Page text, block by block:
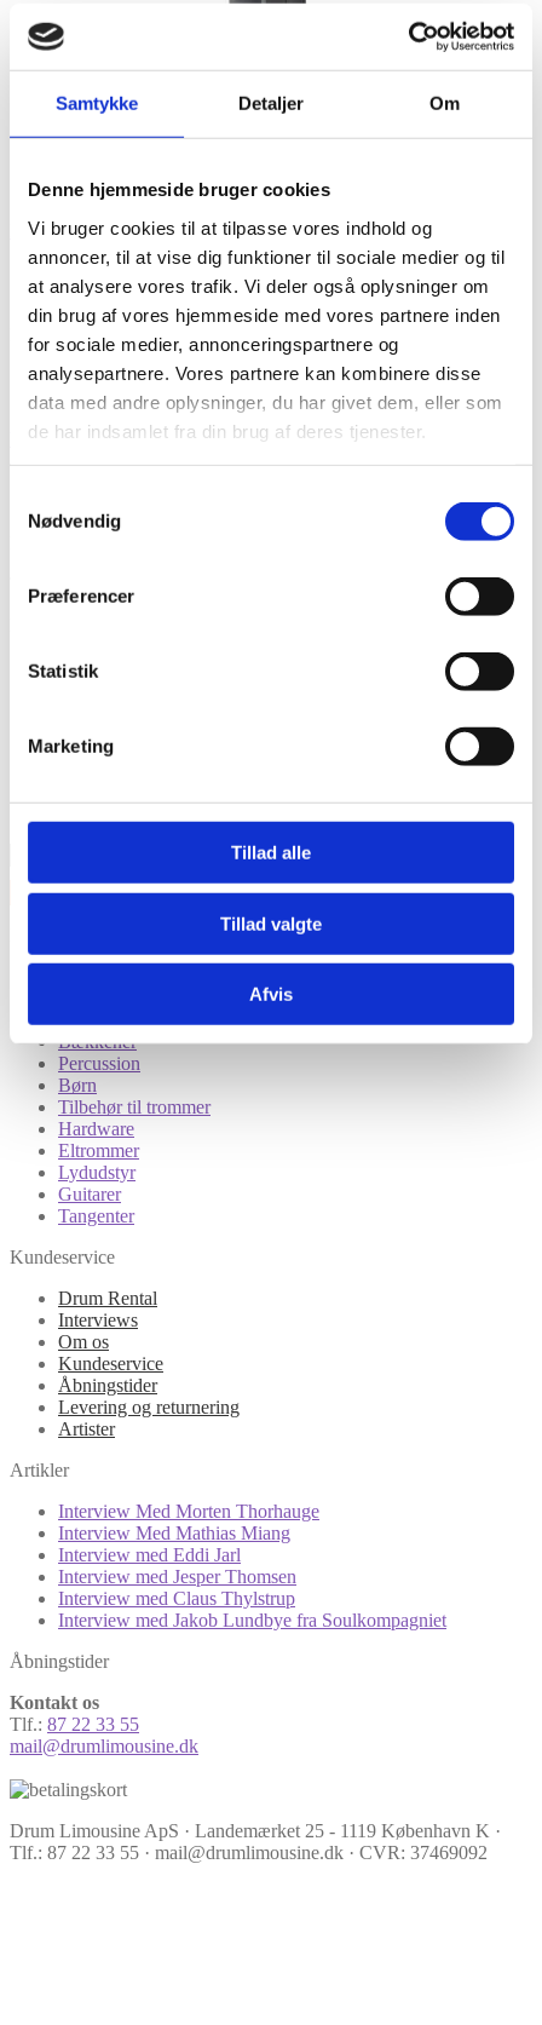
Samtykke Detaljer Om
Denne hjemmeside bruger cookies
Vi bruger cookies til at tilpasse vores indhold og
annoncer, til at vise dig funktioner til sociale medier og til
at analysere vores trafik. Vi deler også oplysninger om
din brug af vores hjemmeside med vores partnere inden
for sociale medier, annonceringspartnere og
analysepartnere. Vores partnere kan kombinere disse
data med andre oplysninger, du har givet dem, eller som
de har indsamlet fra din brug af deres tjenester.
Nødvendig
Præferencer
Statistik
Marketing
Tillad alle
Tillad valgte
Afvis
Donner PS-12V-3A strømforsyning, 12V 3A
199,- Mere info
På lager
Viva Strømforsyning til Viva Solo Keyboard
129,- Mere info
Tilmeld nyhedsbrev
Lilletrommer
Bækkener
Percussion
Børn
Tilbehør til trommer
Hardware
Eltrommer
Lydudstyr
Guitarer
Tangenter
Kundeservice
Drum Rental
Interviews
Om os
Kundeservice
Åbningstider
Levering og returnering
Artister
Artikler
Interview Med Morten Thorhauge
Interview Med Mathias Miang
Interview med Eddi Jarl
Interview med Jesper Thomsen
Interview med Claus Thylstrup
Interview med Jakob Lundbye fra Soulkompagniet
Åbningstider
Kontakt os
Tlf.: 87 22 33 55
mail@drumlimousine.dk
Drum Limousine ApS · Landemærket 25 - 1119 København K ·
Tlf.: 87 22 33 55 · mail@drumlimousine.dk · CVR: 37469092